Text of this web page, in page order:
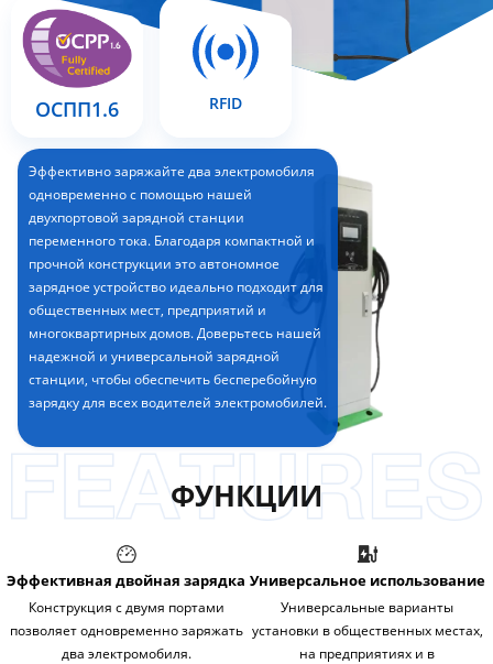
ОСПП1.6 RFID
Эффективно заряжайте два электромобиля
одновременно с помощью нашей
двухпортовой зарядной станции
переменного тока. Благодаря компактной и
прочной конструкции это автономное
зарядное устройство идеально подходит для
общественных мест, предприятий и
многоквартирных домов. Доверьтесь нашей
надежной и универсальной зарядной
станции, чтобы обеспечить бесперебойную
зарядку для всех водителей электромобилей.
ФУНКЦИИ
Эффективная двойная зарядка
Конструкция с двумя портами
позволяет одновременно заряжать
два электромобиля.
Универсальное использование
Универсальные варианты
установки в общественных местах,
на предприятиях и в